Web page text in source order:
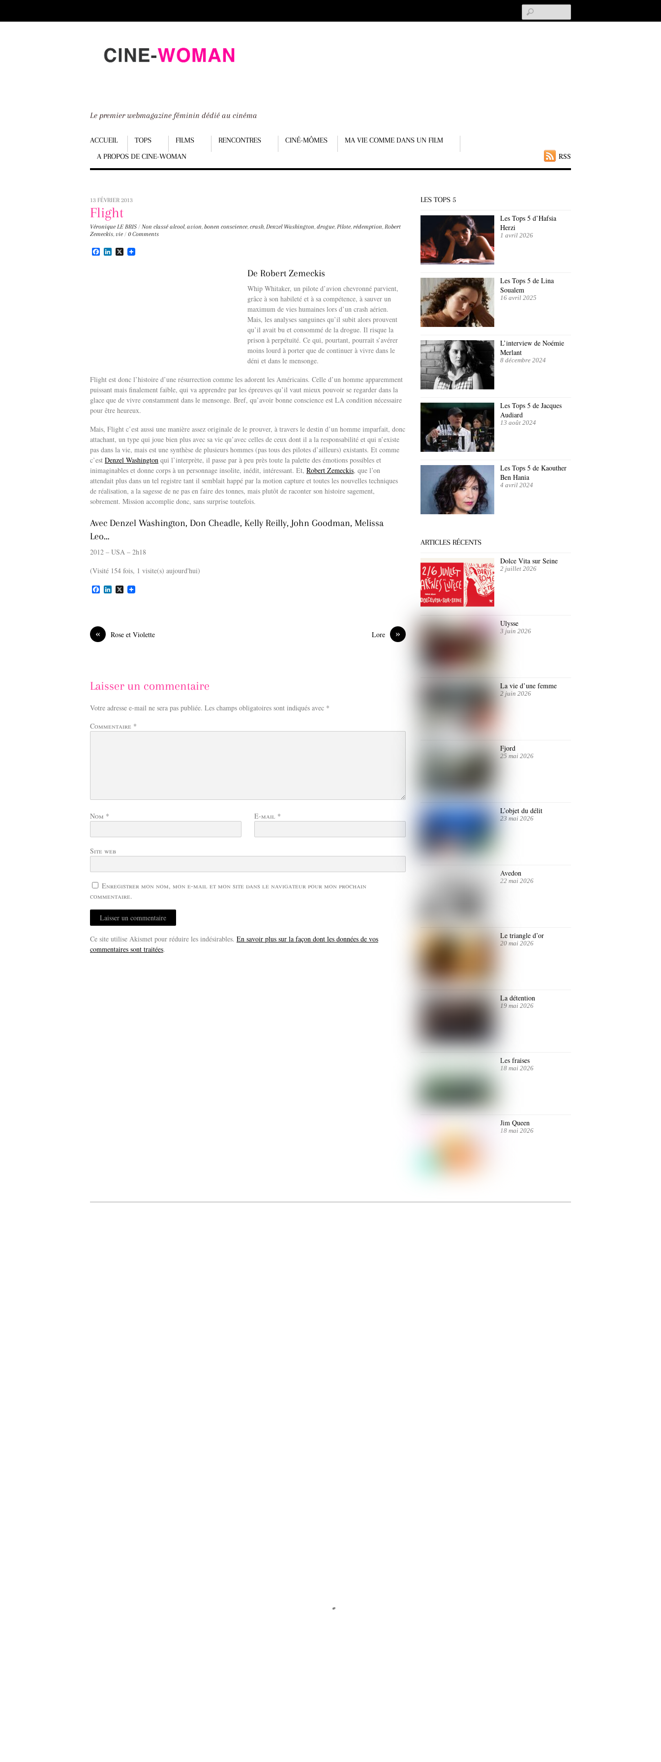
down
Le premier webmagazine féminin dédié au cinéma
RSS
Menu
ACCUEIL TOPS FILMS RENCONTRES CINÉ-MÔMES
MA VIE COMME DANS UN FILM
A PROPOS DE CINE-WOMAN
Scroll
content
13 FÉVRIER 2013
Flight
Véronique LE BRIS / Non classé alcool, avion, bonen conscience, crash, Denzel Washington, drogue, Pilote, rédemption, Robert
Zemeckis, vie / 0 Comments
F L X
De Robert Zemeckis
Whip Whitaker, un pilote d’avion chevronné parvient,
grâce à son habileté et à sa compétence, à sauver un
maximum de vies humaines lors d’un crash aérien.
Mais, les analyses sanguines qu’il subit alors prouvent
qu’il avait bu et consommé de la drogue. Il risque la
prison à perpétuité. Ce qui, pourtant, pourrait s’avérer
moins lourd à porter que de continuer à vivre dans le
déni et dans le mensonge.
Flight est donc l’histoire d’une résurrection comme les adorent les Américains. Celle d’un homme apparemment
puissant mais finalement faible, qui va apprendre par les épreuves qu’il vaut mieux pouvoir se regarder dans la
glace que de vivre constamment dans le mensonge. Bref, qu’avoir bonne conscience est LA condition nécessaire
pour être heureux.
Mais, Flight c’est aussi une manière assez originale de le prouver, à travers le destin d’un homme imparfait, donc
attachant, un type qui joue bien plus avec sa vie qu’avec celles de ceux dont il a la responsabilité et qui n’existe
pas dans la vie, mais est une synthèse de plusieurs hommes (pas tous des pilotes d’ailleurs) existants. Et comme
c’est Denzel Washington qui l’interprète, il passe par à peu près toute la palette des émotions possibles et
inimaginables et donne corps à un personnage insolite, inédit, intéressant. Et, Robert Zemeckis, que l’on
attendait plus dans un tel registre tant il semblait happé par la motion capture et toutes les nouvelles techniques
de réalisation, a la sagesse de ne pas en faire des tonnes, mais plutôt de raconter son histoire sagement,
sobrement. Mission accomplie donc, sans surprise toutefois.
Avec Denzel Washington, Don Cheadle, Kelly Reilly, John Goodman, Melissa
Leo…
2012 – USA – 2h18
(Visité 154 fois, 1 visite(s) aujourd'hui)
F
o
k
L
I
X
« Rose et Violette »
Lore
Laisser un commentaire
Votre adresse e-mail ne sera pas publiée. Les champs obligatoires sont indiqués avec *
Commentaire *
Nom * E-mail *
Site web
Enregistrer mon nom, mon e-mail et mon site dans le navigateur pour mon prochain
commentaire.
Ce site utilise Akismet pour réduire les indésirables. En savoir plus sur la façon dont les données de vos
commentaires sont traitées.
LES TOPS 5
Les Tops 5 d’Hafsia
Herzi
1 avril 2026
Les Tops 5 de Lina
Soualem
16 avril 2025
L’interview de Noémie
Merlant
8 décembre 2024
Les Tops 5 de Jacques
Audiard
13 août 2024
Les Tops 5 de Kaouther
Ben Hania
4 avril 2024
ARTICLES RÉCENTS
Dolce Vita sur Seine
2 juillet 2026
Ulysse
3 juin 2026
La vie d’une femme
2 juin 2026
Fjord
25 mai 2026
L’objet du délit
23 mai 2026
Avedon
22 mai 2026
Le triangle d’or
20 mai 2026
La détention
19 mai 2026
Les fraises
18 mai 2026
Jim Queen
18 mai 2026